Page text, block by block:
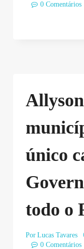
0 Comentários
Allyson
único
todo o
Por Lucas Tavares
0 Comentários